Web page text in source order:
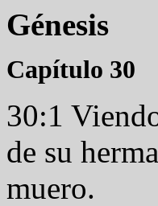
Génesis
Capítulo 30
30:1
de su
muero.